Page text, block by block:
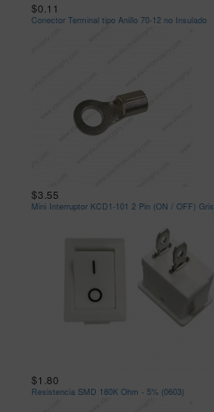
$0.11
Conector Terminal tipo Anillo 70-12 no Insulado
$3.55
Mini Interruptor KCD1-101 2 Pin (ON / OFF) Gris
$1.80
Resistencia SMD 180K Ohm - 5% (0603)